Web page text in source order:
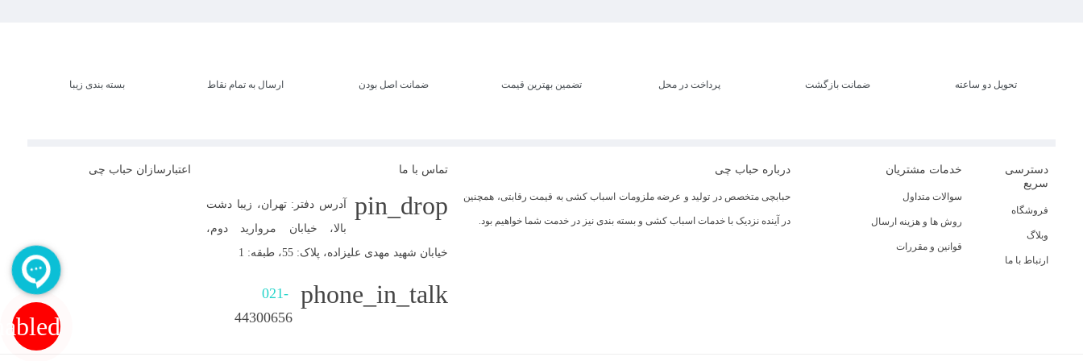
تحویل دو ساعته ضمانت بازگشت پرداخت در محل تضمین بهترین قیمت ضمانت اصل بودن ارسال به تمام نقاط بسته بندی زیبا
دسترسی
سریع
فروشگاه
وبلاگ
ارتباط با ما
خدمات مشتریان
سوالات متداول
روش ها و هزینه ارسال
قوانین و مقررات
درباره حباب چی
حبابچی متخصص در تولید و عرضه ملزومات اسباب کشی به قیمت رقابتی، همچنین
در آینده نزدیک با خدمات اسباب کشی و بسته بندی نیز در خدمت شما خواهیم بود.
تماس با ما
pin_drop
آدرس دفتر: تهران، زیبا دشت
بالا، خیابان مروارید دوم،
خیابان شهید مهدی علیزاده، پلاک: 55، طبقه: 1
phone_in_talk
021-
44300656
اعتبارسازان حباب چی